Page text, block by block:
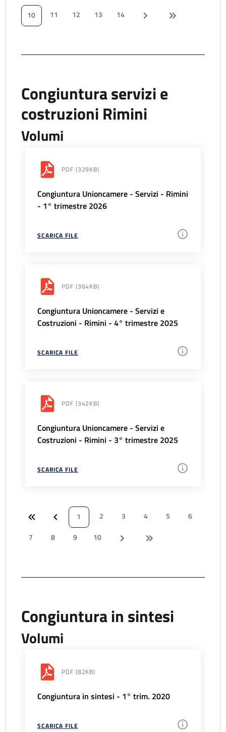
10
11 12 13 14
Congiuntura servizi e
costruzioni Rimini
Volumi
PDF (329KB)
Congiuntura Unioncamere - Servizi - Rimini
- 1° trimestre 2026
SCARICA FILE
PDF (364KB)
Congiuntura Unioncamere - Servizi e
Costruzioni - Rimini - 4° trimestre 2025
SCARICA FILE
PDF (342KB)
Congiuntura Unioncamere - Servizi e
Costruzioni - Rimini - 3° trimestre 2025
SCARICA FILE
1 2 3 4 5
6
7
8 9 10
Congiuntura in sintesi
Volumi
PDF (82KB)
Congiuntura in sintesi - 1° trim. 2020
SCARICA FILE